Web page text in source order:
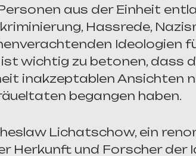
aus der Einheit
Hassrede,
Ideologien
ist wichtig zu betonen, dass
inakzeptablen Ansichten
begangen haben.
Lichatschow, ein
Herkunft und Forscher der